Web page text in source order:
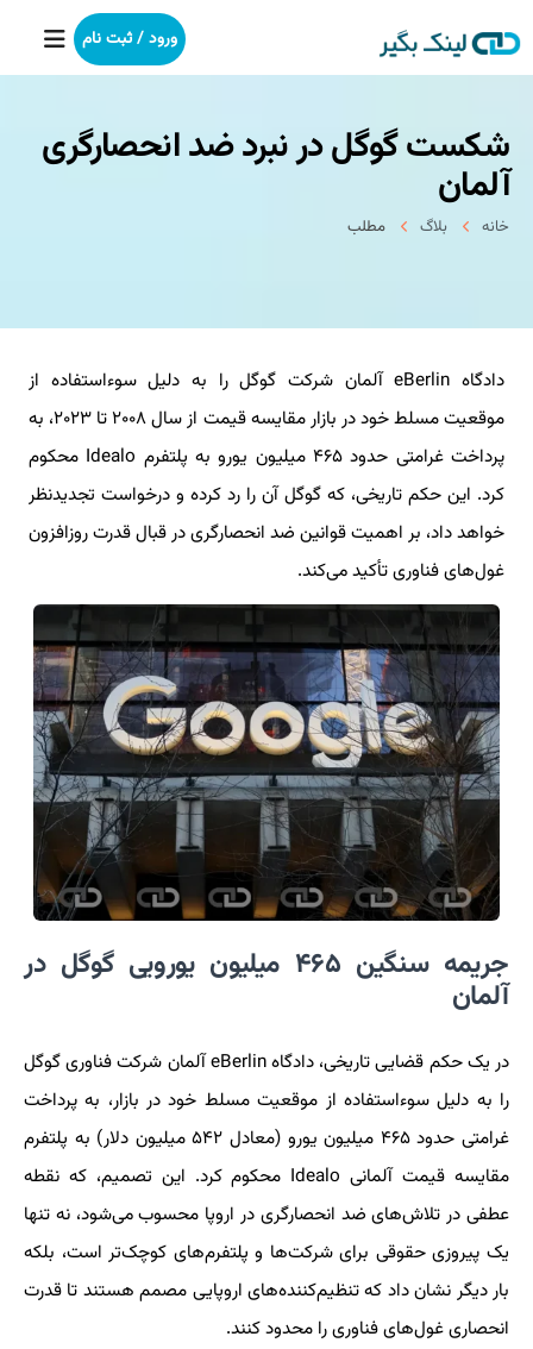
خانه
بکلینک
خدمات ما
درباره ما
آموزش
ورود / ثبت نام
شکست گوگل در نبرد ضد انحصارگری
آلمان
خانه بلاگ مطلب
دادگاه eBerlin آلمان شرکت گوگل را به دلیل سوءاستفاده از
موقعیت مسلط خود در بازار مقایسه قیمت از سال ۲۰۰۸ تا ۲۰۲۳، به
پرداخت غرامتی حدود ۴۶۵ میلیون یورو به پلتفرم Idealo محکوم
کرد. این حکم تاریخی، که گوگل آن را رد کرده و درخواست تجدیدنظر
خواهد داد، بر اهمیت قوانین ضد انحصارگری در قبال قدرت روزافزون
غول‌های فناوری تأکید می‌کند.
جریمه سنگین ۴۶۵ میلیون یورویی گوگل در
آلمان
در یک حکم قضایی تاریخی، دادگاه eBerlin آلمان شرکت فناوری گوگل
را به دلیل سوءاستفاده از موقعیت مسلط خود در بازار، به پرداخت
غرامتی حدود ۴۶۵ میلیون یورو (معادل ۵۴۲ میلیون دلار) به پلتفرم
مقایسه قیمت آلمانی Idealo محکوم کرد. این تصمیم، که نقطه
عطفی در تلاش‌های ضد انحصارگری در اروپا محسوب می‌شود، نه تنها
یک پیروزی حقوقی برای شرکت‌ها و پلتفرم‌های کوچک‌تر است، بلکه
بار دیگر نشان داد که تنظیم‌کننده‌های اروپایی مصمم هستند تا قدرت
انحصاری غول‌های فناوری را محدود کنند.